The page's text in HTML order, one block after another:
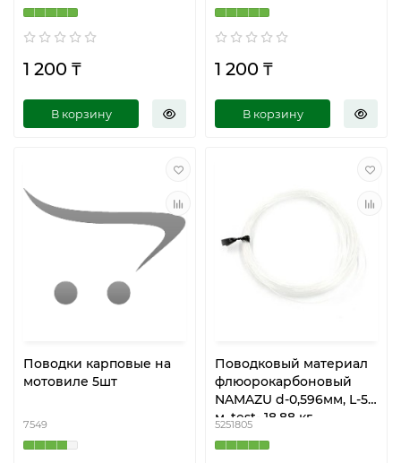
1 200 ₸
В корзину
1 200 ₸
В корзину
Поводки карповые на
мотовиле 5шт
7549
Поводковый материал
флюорокарбоновый
NAMAZU d-0,596мм, L-5
м, test- 18,88 кг
5251805